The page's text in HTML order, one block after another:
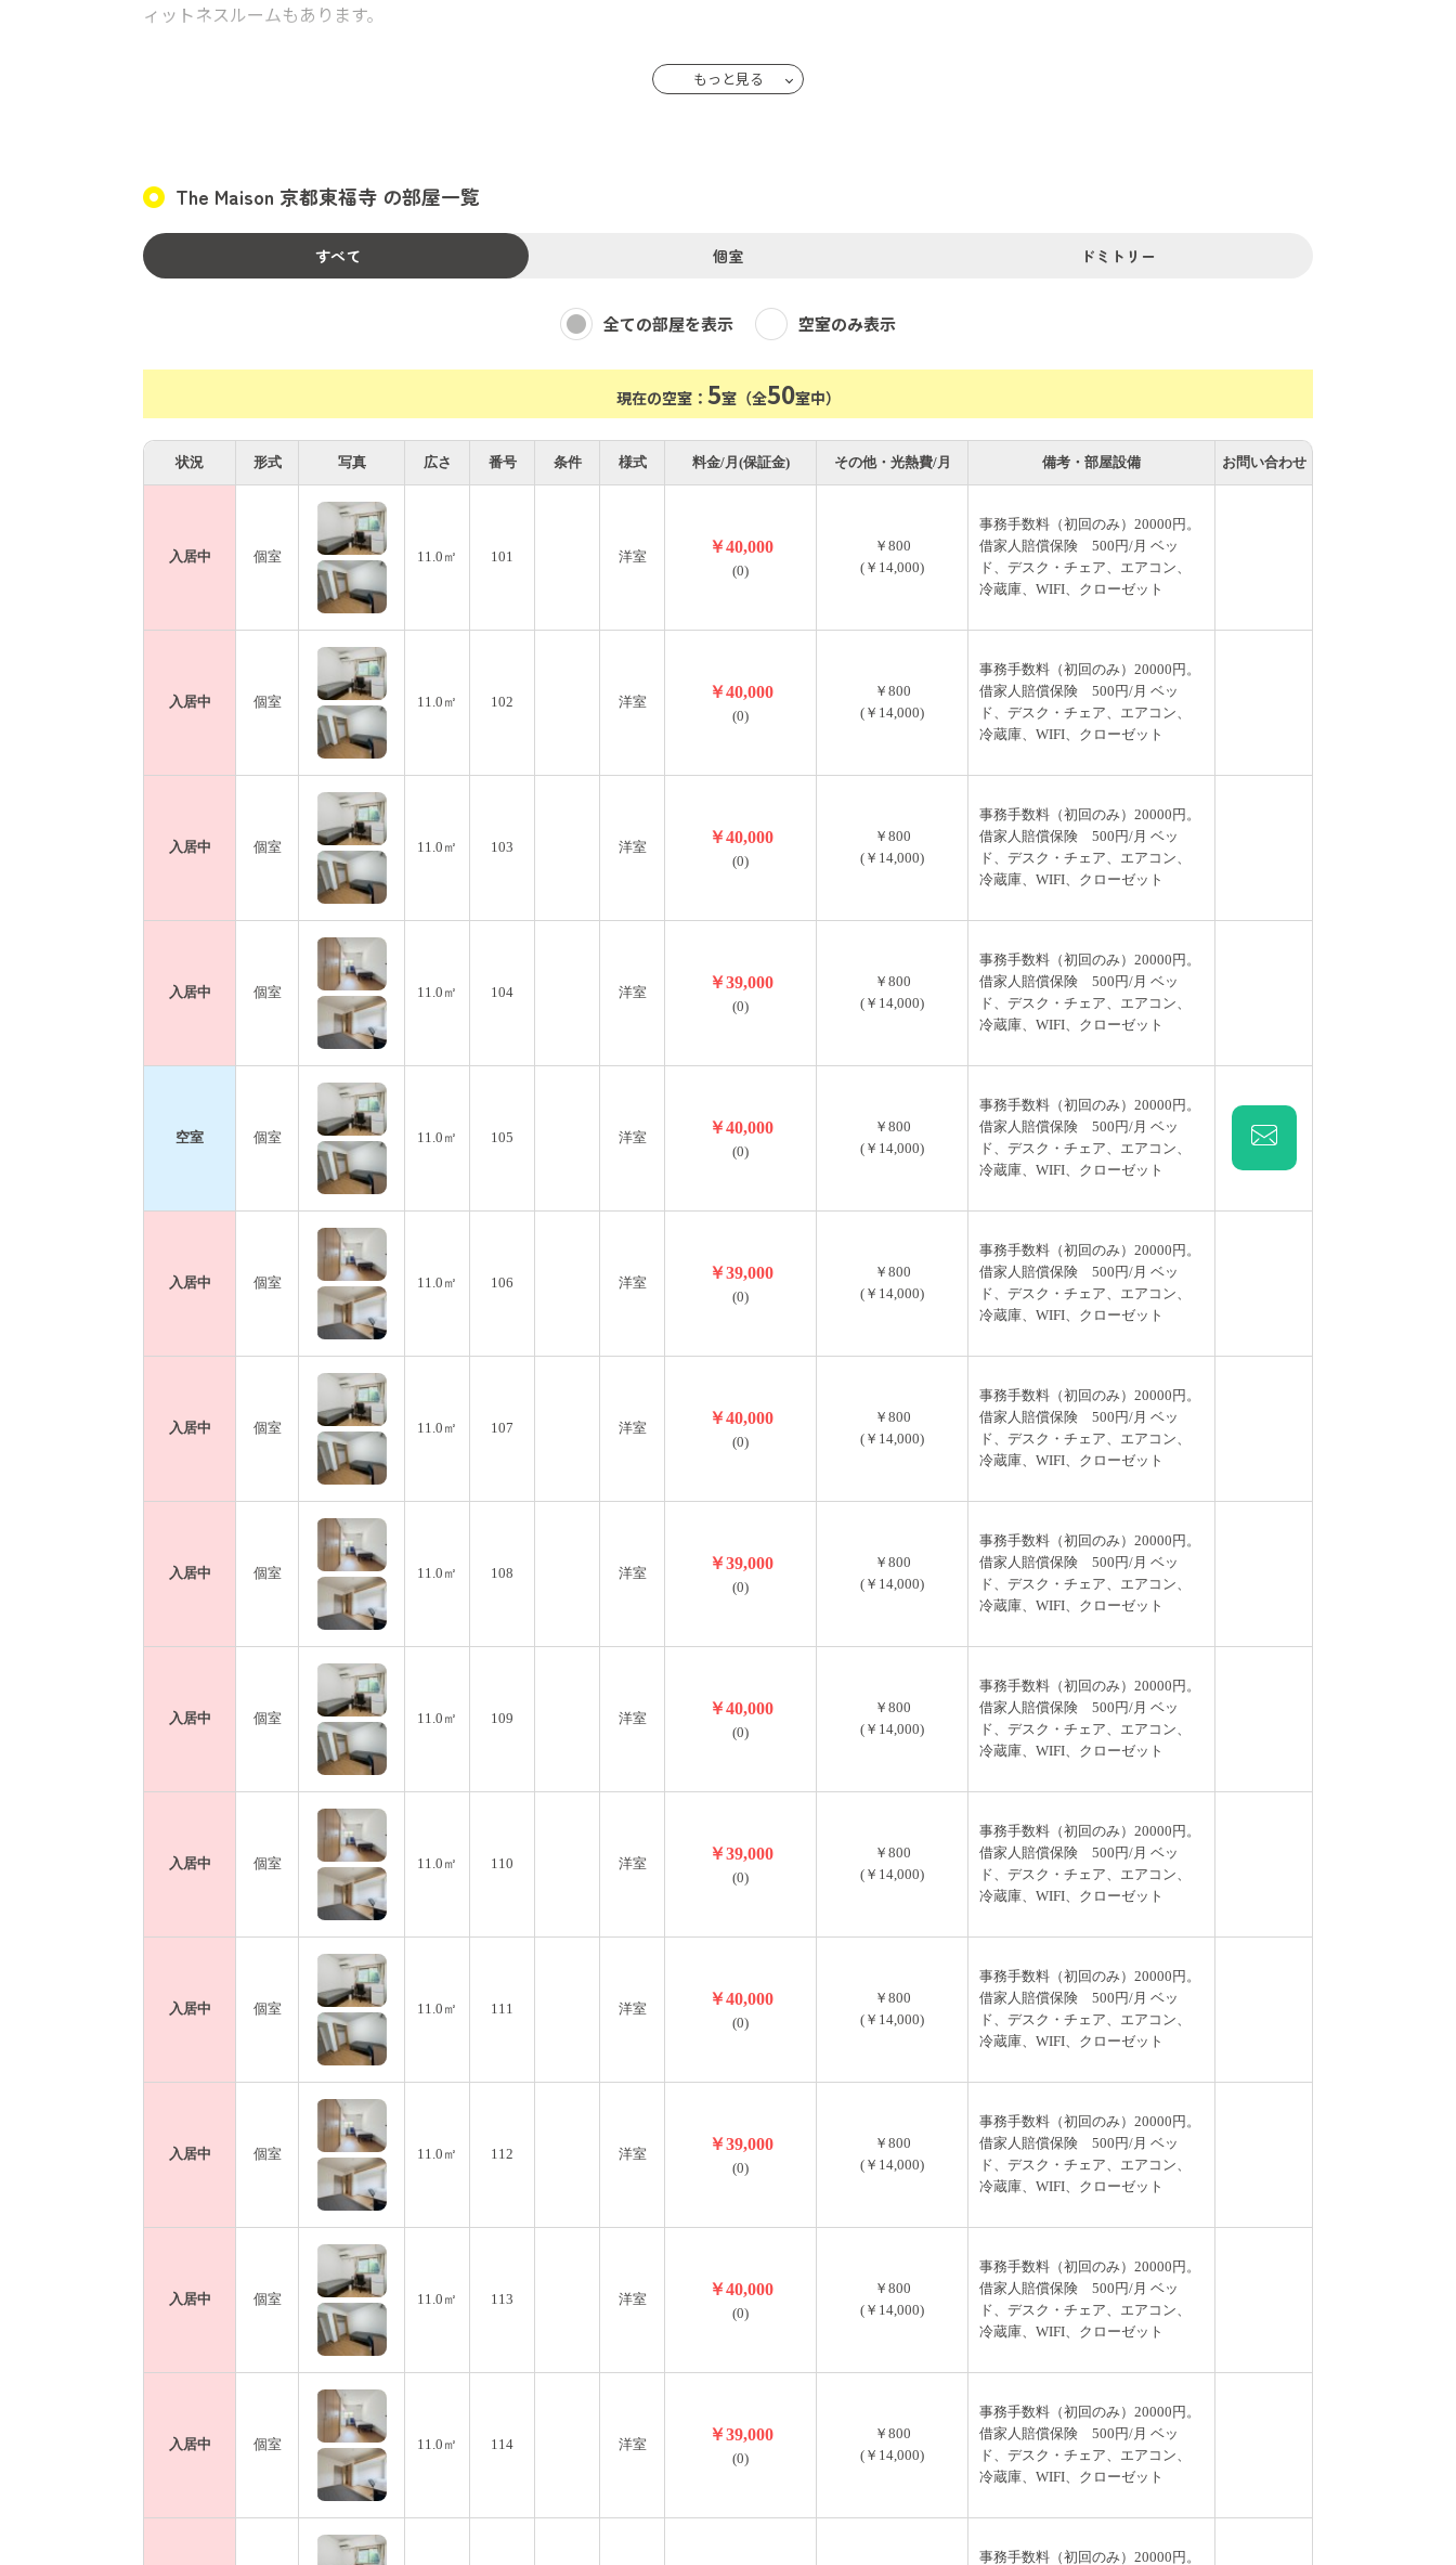
ィットネスルームもあります。
周辺は、東福寺や伏見稲荷など、京都の歴史を感じることができるスポットがたくさん。歴史や文化が好きな人にはたまらないロケーションです。家
す。通学や通勤もラクラクです。
新しい出会いや、楽しい生活を求めるあなたに、このシェアハウスは新たなスタートに最適な場所。きっと素敵な毎日が待っていますよ！どうぞ、京
都の心地よいこの家で、新たな一歩を踏み出してみてください。
もっと見る
The Maison 京都東福寺 の部屋一覧
すべて 個室 ドミトリー
全ての部屋を表示 空室のみ表示
現在の空室： 5室（全50室中）
状況 形式 写真 広さ 番号 条件 様式 料金/月(保証金) その他・光熱費/月 備考・部屋設備 お問い合わせ
入居中 個室 11.0㎡ 101 洋室
￥40,000
(0)
￥800
(￥14,000)
事務手数料（初回のみ）20000円。
借家人賠償保険 500円/月 ベッ
ド、デスク・チェア、エアコン、
冷蔵庫、WIFI、クローゼット
入居中 個室 11.0㎡ 102 洋室
￥40,000
(0)
￥800
(￥14,000)
事務手数料（初回のみ）20000円。
借家人賠償保険 500円/月 ベッ
ド、デスク・チェア、エアコン、
冷蔵庫、WIFI、クローゼット
入居中 個室 11.0㎡ 103 洋室
￥40,000
(0)
￥800
(￥14,000)
事務手数料（初回のみ）20000円。
借家人賠償保険 500円/月 ベッ
ド、デスク・チェア、エアコン、
冷蔵庫、WIFI、クローゼット
入居中 個室 11.0㎡ 104 洋室
￥39,000
(0)
￥800
(￥14,000)
事務手数料（初回のみ）20000円。
借家人賠償保険 500円/月 ベッ
ド、デスク・チェア、エアコン、
冷蔵庫、WIFI、クローゼット
空室 個室 11.0㎡ 105 洋室
￥40,000
(0)
￥800
(￥14,000)
事務手数料（初回のみ）20000円。
借家人賠償保険 500円/月 ベッ
ド、デスク・チェア、エアコン、
冷蔵庫、WIFI、クローゼット
入居中 個室 11.0㎡ 106 洋室
￥39,000
(0)
￥800
(￥14,000)
事務手数料（初回のみ）20000円。
借家人賠償保険 500円/月 ベッ
ド、デスク・チェア、エアコン、
冷蔵庫、WIFI、クローゼット
入居中 個室 11.0㎡ 107 洋室
￥40,000
(0)
￥800
(￥14,000)
事務手数料（初回のみ）20000円。
借家人賠償保険 500円/月 ベッ
ド、デスク・チェア、エアコン、
冷蔵庫、WIFI、クローゼット
入居中 個室 11.0㎡ 108 洋室
￥39,000
(0)
￥800
(￥14,000)
事務手数料（初回のみ）20000円。
借家人賠償保険 500円/月 ベッ
ド、デスク・チェア、エアコン、
冷蔵庫、WIFI、クローゼット
入居中 個室 11.0㎡ 109 洋室
￥40,000
(0)
￥800
(￥14,000)
事務手数料（初回のみ）20000円。
借家人賠償保険 500円/月 ベッ
ド、デスク・チェア、エアコン、
冷蔵庫、WIFI、クローゼット
入居中 個室 11.0㎡ 110 洋室
￥39,000
(0)
￥800
(￥14,000)
事務手数料（初回のみ）20000円。
借家人賠償保険 500円/月 ベッ
ド、デスク・チェア、エアコン、
冷蔵庫、WIFI、クローゼット
入居中 個室 11.0㎡ 111 洋室
￥40,000
(0)
￥800
(￥14,000)
事務手数料（初回のみ）20000円。
借家人賠償保険 500円/月 ベッ
ド、デスク・チェア、エアコン、
冷蔵庫、WIFI、クローゼット
入居中 個室 11.0㎡ 112 洋室
￥39,000
(0)
￥800
(￥14,000)
事務手数料（初回のみ）20000円。
借家人賠償保険 500円/月 ベッ
ド、デスク・チェア、エアコン、
冷蔵庫、WIFI、クローゼット
入居中 個室 11.0㎡ 113 洋室
￥40,000
(0)
￥800
(￥14,000)
事務手数料（初回のみ）20000円。
借家人賠償保険 500円/月 ベッ
ド、デスク・チェア、エアコン、
冷蔵庫、WIFI、クローゼット
入居中 個室 11.0㎡ 114 洋室
￥39,000
(0)
￥800
(￥14,000)
事務手数料（初回のみ）20000円。
借家人賠償保険 500円/月 ベッ
ド、デスク・チェア、エアコン、
冷蔵庫、WIFI、クローゼット
事務手数料（初回のみ）20000円。